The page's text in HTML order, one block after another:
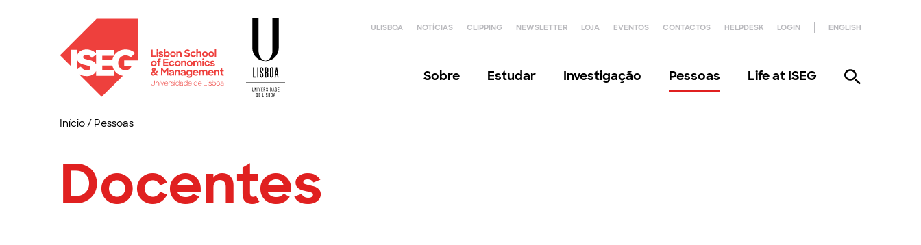
ULISBOA NOTÍCIAS CLIPPING NEWSLETTER LOJA EVENTOS CONTACTOS HELPDESK LOGIN ENGLISH
Sobre Estudar Investigação Pessoas Life at ISEG
Início/ Pessoas
Docentes